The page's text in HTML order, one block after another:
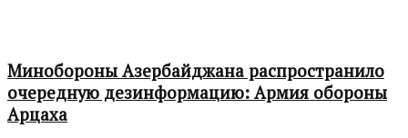
Минобороны Азербайджана распространило
очередную дезинформацию: Армия обороны
Арцаха